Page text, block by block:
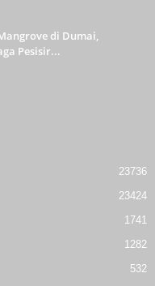
di Dumai,
Pesisir...
23736
23424
1741
1282
532